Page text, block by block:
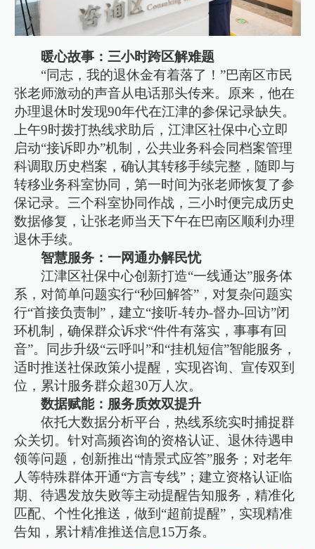
暖心故事：三小时跨区解难题
“同志，我的退休金有着落了！”巴南区市民
张老师激动的声音从电话那头传来。原来，他在
办理退休时发现90年代在江津的参保记录缺失。
上午9时拨打热线求助后，江津区社保中心立即
启动“接诉即办”机制，公共业务科会同档案管理
科调取历史档案，确认其转移手续完整，随即与
转移业务科室协同，第一时间为张老师恢复了参
保记录。三个科室协同作战，三小时便完成历史
数据修复，让张老师当天下午在巴南区顺利办理
退休手续。
智慧服务：一网通办解民忧
江津区社保中心创新打造“一线通达”服务体
系，对简单问题实行“秒回解答”，对复杂问题实
行“首接负责制”，建立“接听-转办-督办-回访”闭
环机制，确保群众诉求“件件有落实，事事有回
音”。同步升级“云呼叫”和“挂机短信”智能服务，
适时推送社保政策小提醒，实现咨询、宣传双到
位，累计服务群众超30万人次。
数据赋能：服务质效双提升
依托大数据分析平台，热线系统实时捕捉群
众关切。针对高频咨询的资格认证、退休待遇申
领等问题，创新推出“情景式应答”服务；对老年
人等特殊群体开通“方言专线”；建立资格认证临
期、待遇发放失败等主动提醒告知服务，精准化
匹配、个性化推送，做到“超前提醒”，实现精准
告知，累计精准推送信息15万条。